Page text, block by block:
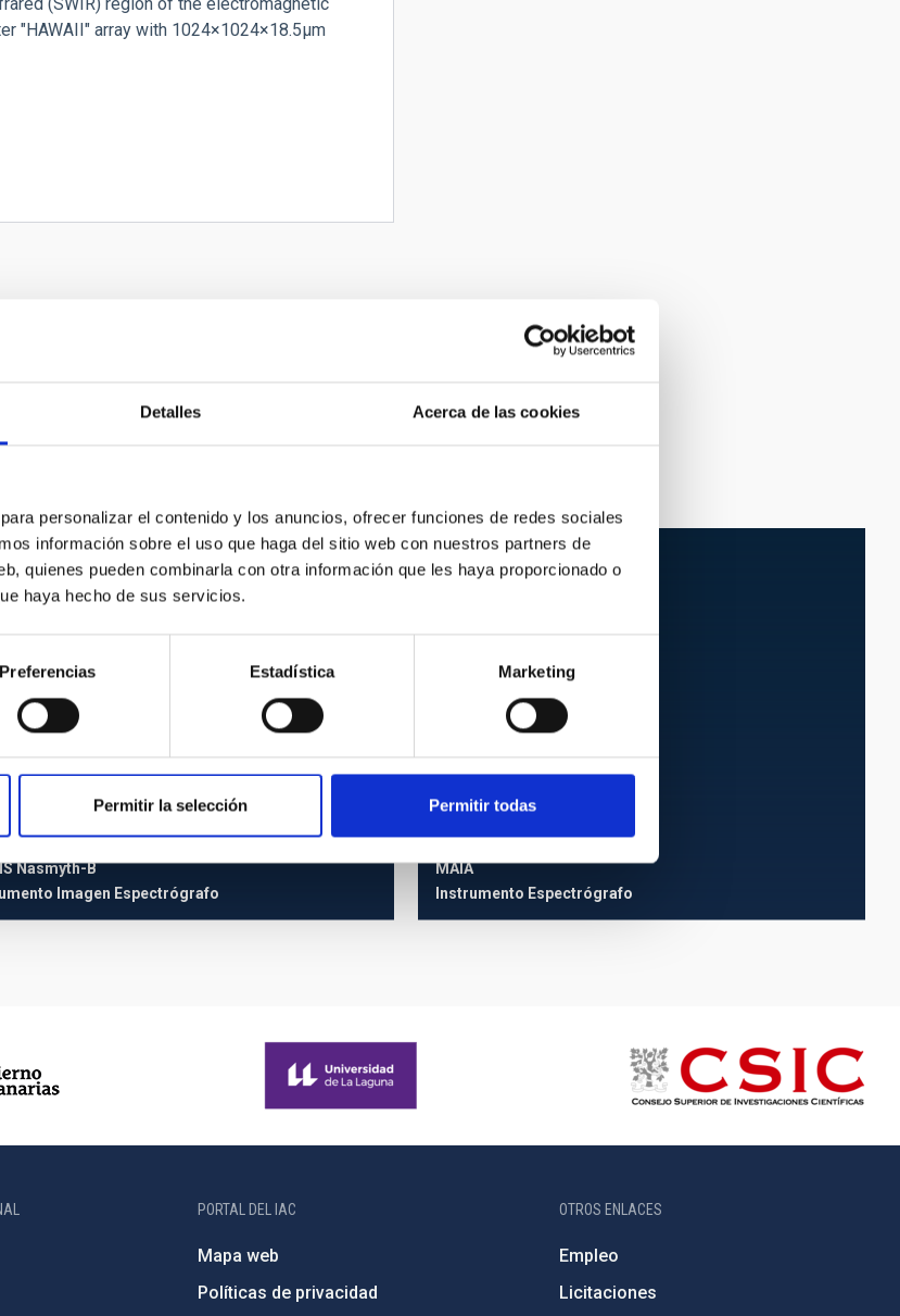
Detalles Acerca de las cookies
personalizar el contenido y los anuncios, ofrecer funciones de redes sociales
información sobre el uso que haga del sitio web con nuestros partners de
quienes pueden combinarla con otra información que les haya proporcionado o
haya hecho de sus servicios.
Preferencias Estadística Marketing
Permitir la selección Permitir todas
"HAWAII" array with 1024×1024×18.5µm
Nasmyth-B
Imagen Espectrógrafo
MAIA
MAIA
Instrumento Espectrógrafo
PORTAL DEL IAC
Mapa web
Políticas de privacidad
OTROS ENLACES
Empleo
Licitaciones